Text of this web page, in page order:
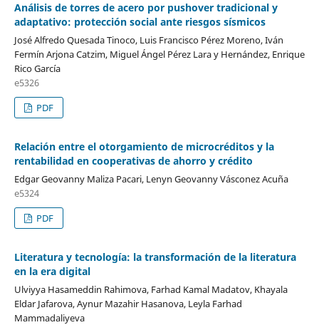
Análisis de torres de acero por pushover tradicional y
adaptativo: protección social ante riesgos sísmicos
José Alfredo Quesada Tinoco, Luis Francisco Pérez Moreno, Iván
Fermín Arjona Catzim, Miguel Ángel Pérez Lara y Hernández, Enrique
Rico García
e5326
PDF
Relación entre el otorgamiento de microcréditos y la
rentabilidad en cooperativas de ahorro y crédito
Edgar Geovanny Maliza Pacari, Lenyn Geovanny Vásconez Acuña
e5324
PDF
Literatura y tecnología: la transformación de la literatura
en la era digital
Ulviyya Hasameddin Rahimova, Farhad Kamal Madatov, Khayala
Eldar Jafarova, Aynur Mazahir Hasanova, Leyla Farhad
Mammadaliyeva